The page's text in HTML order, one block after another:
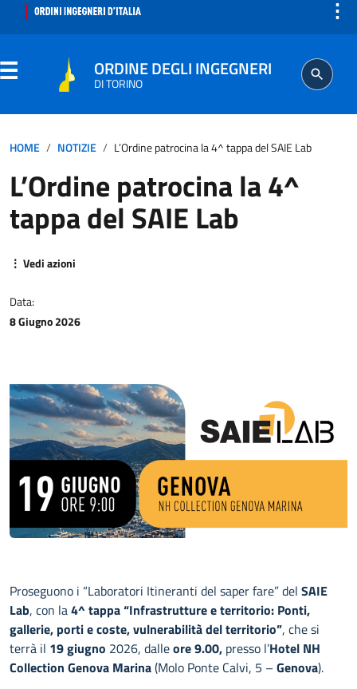
⋮
ORDINE DEGLI INGEGNERI
DI TORINO
SEGRETERIA
ISCRITTO
PROFESSIONE
AGGIORNAMENTO PROFESSIONALE
HOME NOTIZIE L’Ordine patrocina la 4^ tappa del SAIE Lab
L’Ordine patrocina la 4^
tappa del SAIE Lab
⋮ Vedi azioni
Data:
8 Giugno 2026
Proseguono i “Laboratori Itineranti del saper fare” del SAIE
Lab, con la4^ tappa “Infrastrutture e territorio: Ponti,
gallerie, porti e coste, vulnerabilità del territorio”, che si
terrà il 19 giugno 2026, dalleore 9.00, presso l’Hotel NH
Collection Genova Marina(Molo Ponte Calvi, 5 – Genova).